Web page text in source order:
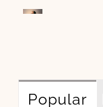
Popular